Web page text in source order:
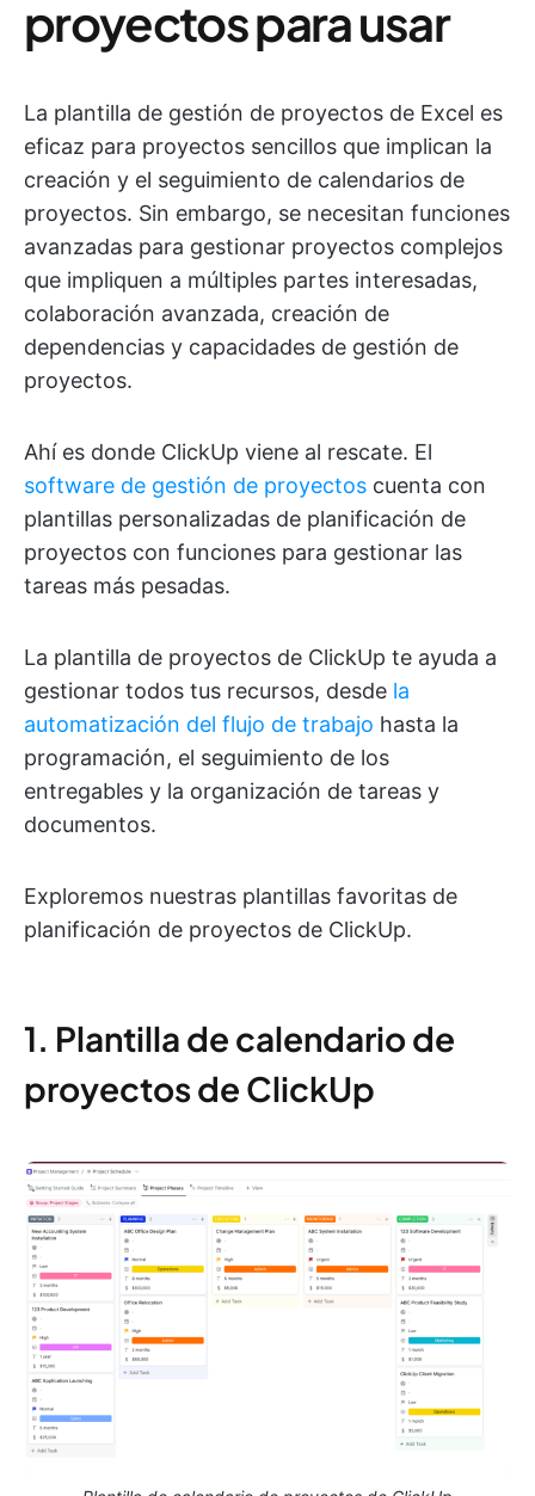
proyectos para usar
La plantilla de gestión de proyectos de Excel es
eficaz para proyectos sencillos que implican la
creación y el seguimiento de calendarios de
proyectos. Sin embargo, se necesitan funciones
avanzadas para gestionar proyectos complejos
que impliquen a múltiples partes interesadas,
colaboración avanzada, creación de
dependencias y capacidades de gestión de
proyectos.
Ahí es donde ClickUp viene al rescate. El
software de gestión de proyectos cuenta con
plantillas personalizadas de planificación de
proyectos con funciones para gestionar las
tareas más pesadas.
La plantilla de proyectos de ClickUp te ayuda a
gestionar todos tus recursos, desde la
automatización del flujo de trabajo hasta la
programación, el seguimiento de los
entregables y la organización de tareas y
documentos.
Exploremos nuestras plantillas favoritas de
planificación de proyectos de ClickUp.
1. Plantilla de calendario de
proyectos de ClickUp